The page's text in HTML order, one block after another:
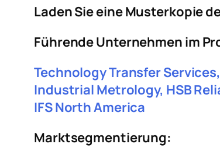
Laden Sie eine Musterkopie
Führende Unternehmen im
Technology Transfer
Industrial Metrology, HSB
IFS North America
Marktsegmentierung: